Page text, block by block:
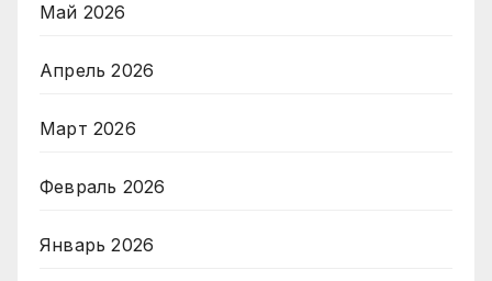
Май 2026
Апрель 2026
Март 2026
Февраль 2026
Январь 2026